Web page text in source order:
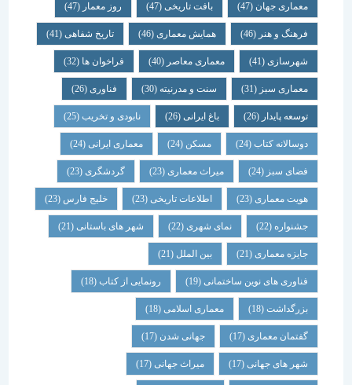
معماری جهان (47) بافت تاریخی(47) روز معمار(47)
فرهنگ و هنر(46) همایش معماری (46) تاریخ شفاهی (41)
شهرسازی(41) معماری معاصر(40) فراخوان ها (32)
معماری سبز(31) سنت و مدرنیته(30) فناوری (26)
توسعه پایدار(26) باغ ایرانی(26) نابودی و تخریب(25)
دوسالانه کتاب(24) مسکن (24) معماری ایرانی(24)
فضای سبز(24) میراث معماری (23) گردشگری (23)
هویت معماری (23) اطلاعات تاریخی(23) خلیج فارس(23)
جشنواره(22) نمای شهری(22) شهر های باستانی (21)
جایزه معماری (21) بین الملل(21)
فناوری های نوین ساختمانی(19) رونمایی از کتاب (18)
بزرگداشت (18) معماری اسلامی(18)
گفتمان معماری (17) جهانی شدن(17)
شهر های جهانی(17) میراث جهانی(17)